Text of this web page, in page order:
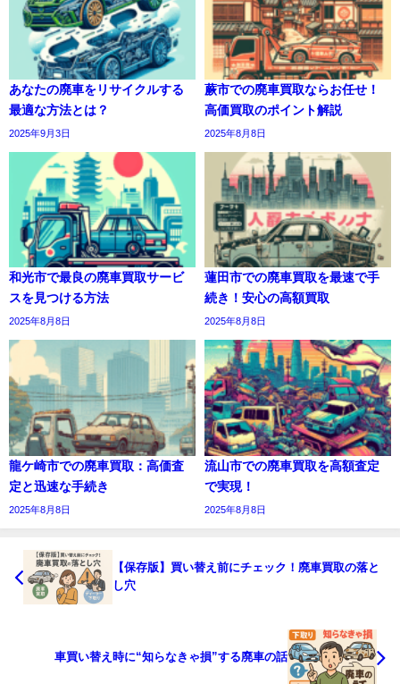
あなたの廃車をリサイクルする
最適な方法とは？
2025年9月3日
蕨市での廃車買取ならお任せ！
高価買取のポイント解説
2025年8月8日
和光市で最良の廃車買取サービ
スを見つける方法
2025年8月8日
蓮田市での廃車買取を最速で手
続き！安心の高額買取
2025年8月8日
龍ケ崎市での廃車買取：高価査
定と迅速な手続き
2025年8月8日
流山市での廃車買取を高額査定
で実現！
2025年8月8日
【保存版】買い替え前にチェック！廃車買取の落と
し穴
車買い替え時に“知らなきゃ損”する廃車の話